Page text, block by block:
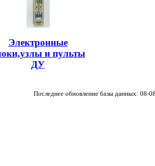
Электронные
и пульты
ДУ
Последнее обновление базы данных: 08-